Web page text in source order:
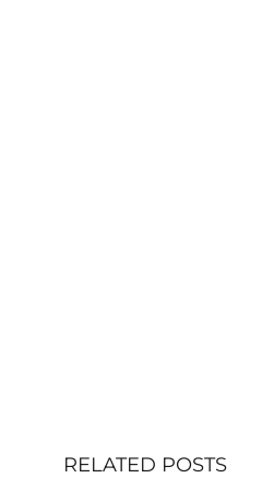
RELATED POSTS